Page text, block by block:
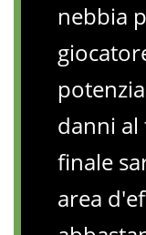
nebbia
danni al
finale
area